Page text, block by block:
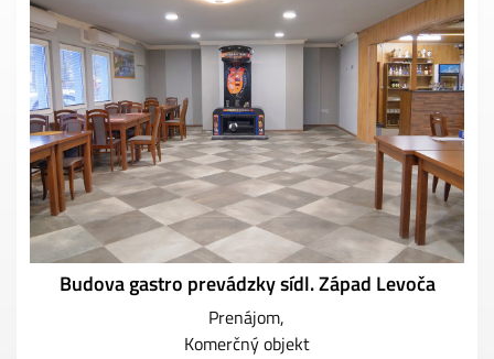
Budova gastro prevádzky sídl. Západ Levoča
Prenájom
Komerčný objekt